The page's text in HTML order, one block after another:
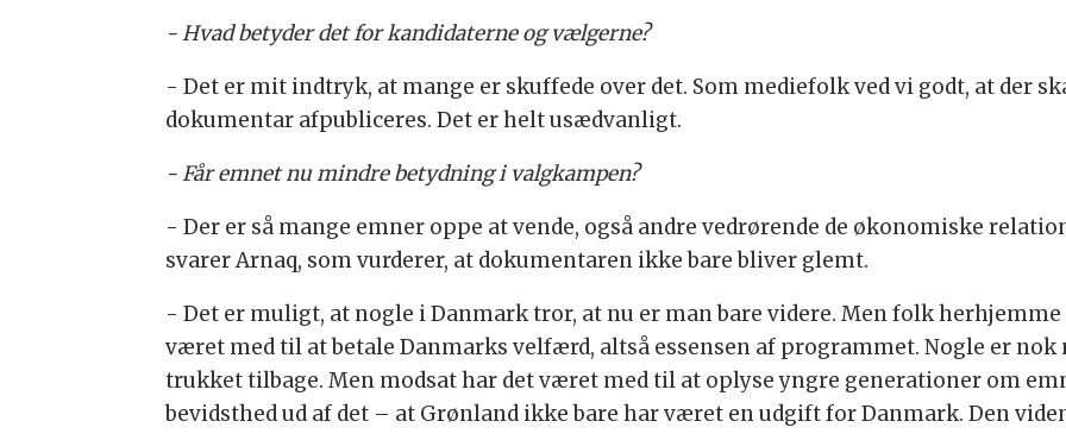
- Hvad betyder det for kandidaterne og vælgerne?
- Det er mit indtryk, at mange er skuffede over det. Som mediefolk ved vi godt, at der
dokumentar afpubliceres. Det er helt usædvanligt.
- Får emnet nu mindre betydning i valgkampen?
- Der er så mange emner oppe at vende, også andre vedrørende de økonomiske
svarer Arnaq, som vurderer, at dokumentaren ikke bare bliver glemt.
- Det er muligt, at nogle i Danmark tror, at nu er man bare videre. Men folk
været med til at betale Danmarks velfærd, altså essensen af programmet. Nogle er nok
trukket tilbage. Men modsat har det været med til at oplyse yngre generationer om
bevidsthed ud af det – at Grønland ikke bare har været en udgift for Danmark. Den